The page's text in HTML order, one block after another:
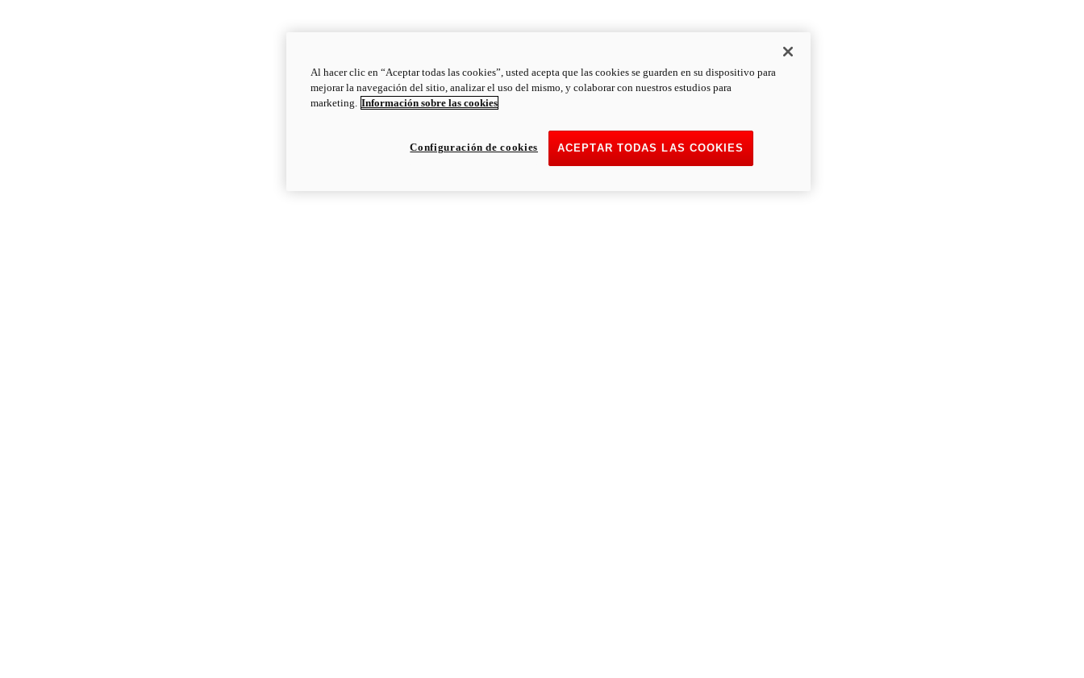
Al hacer clic en “Aceptar todas las cookies”, usted acepta que las cookies se guarden en su dispositivo para
mejorar la navegación del sitio, analizar el uso del mismo, y colaborar con nuestros estudios para
marketing. Información sobre las cookies
ACEPTAR TODAS LAS COOKIES
Configuración de cookies